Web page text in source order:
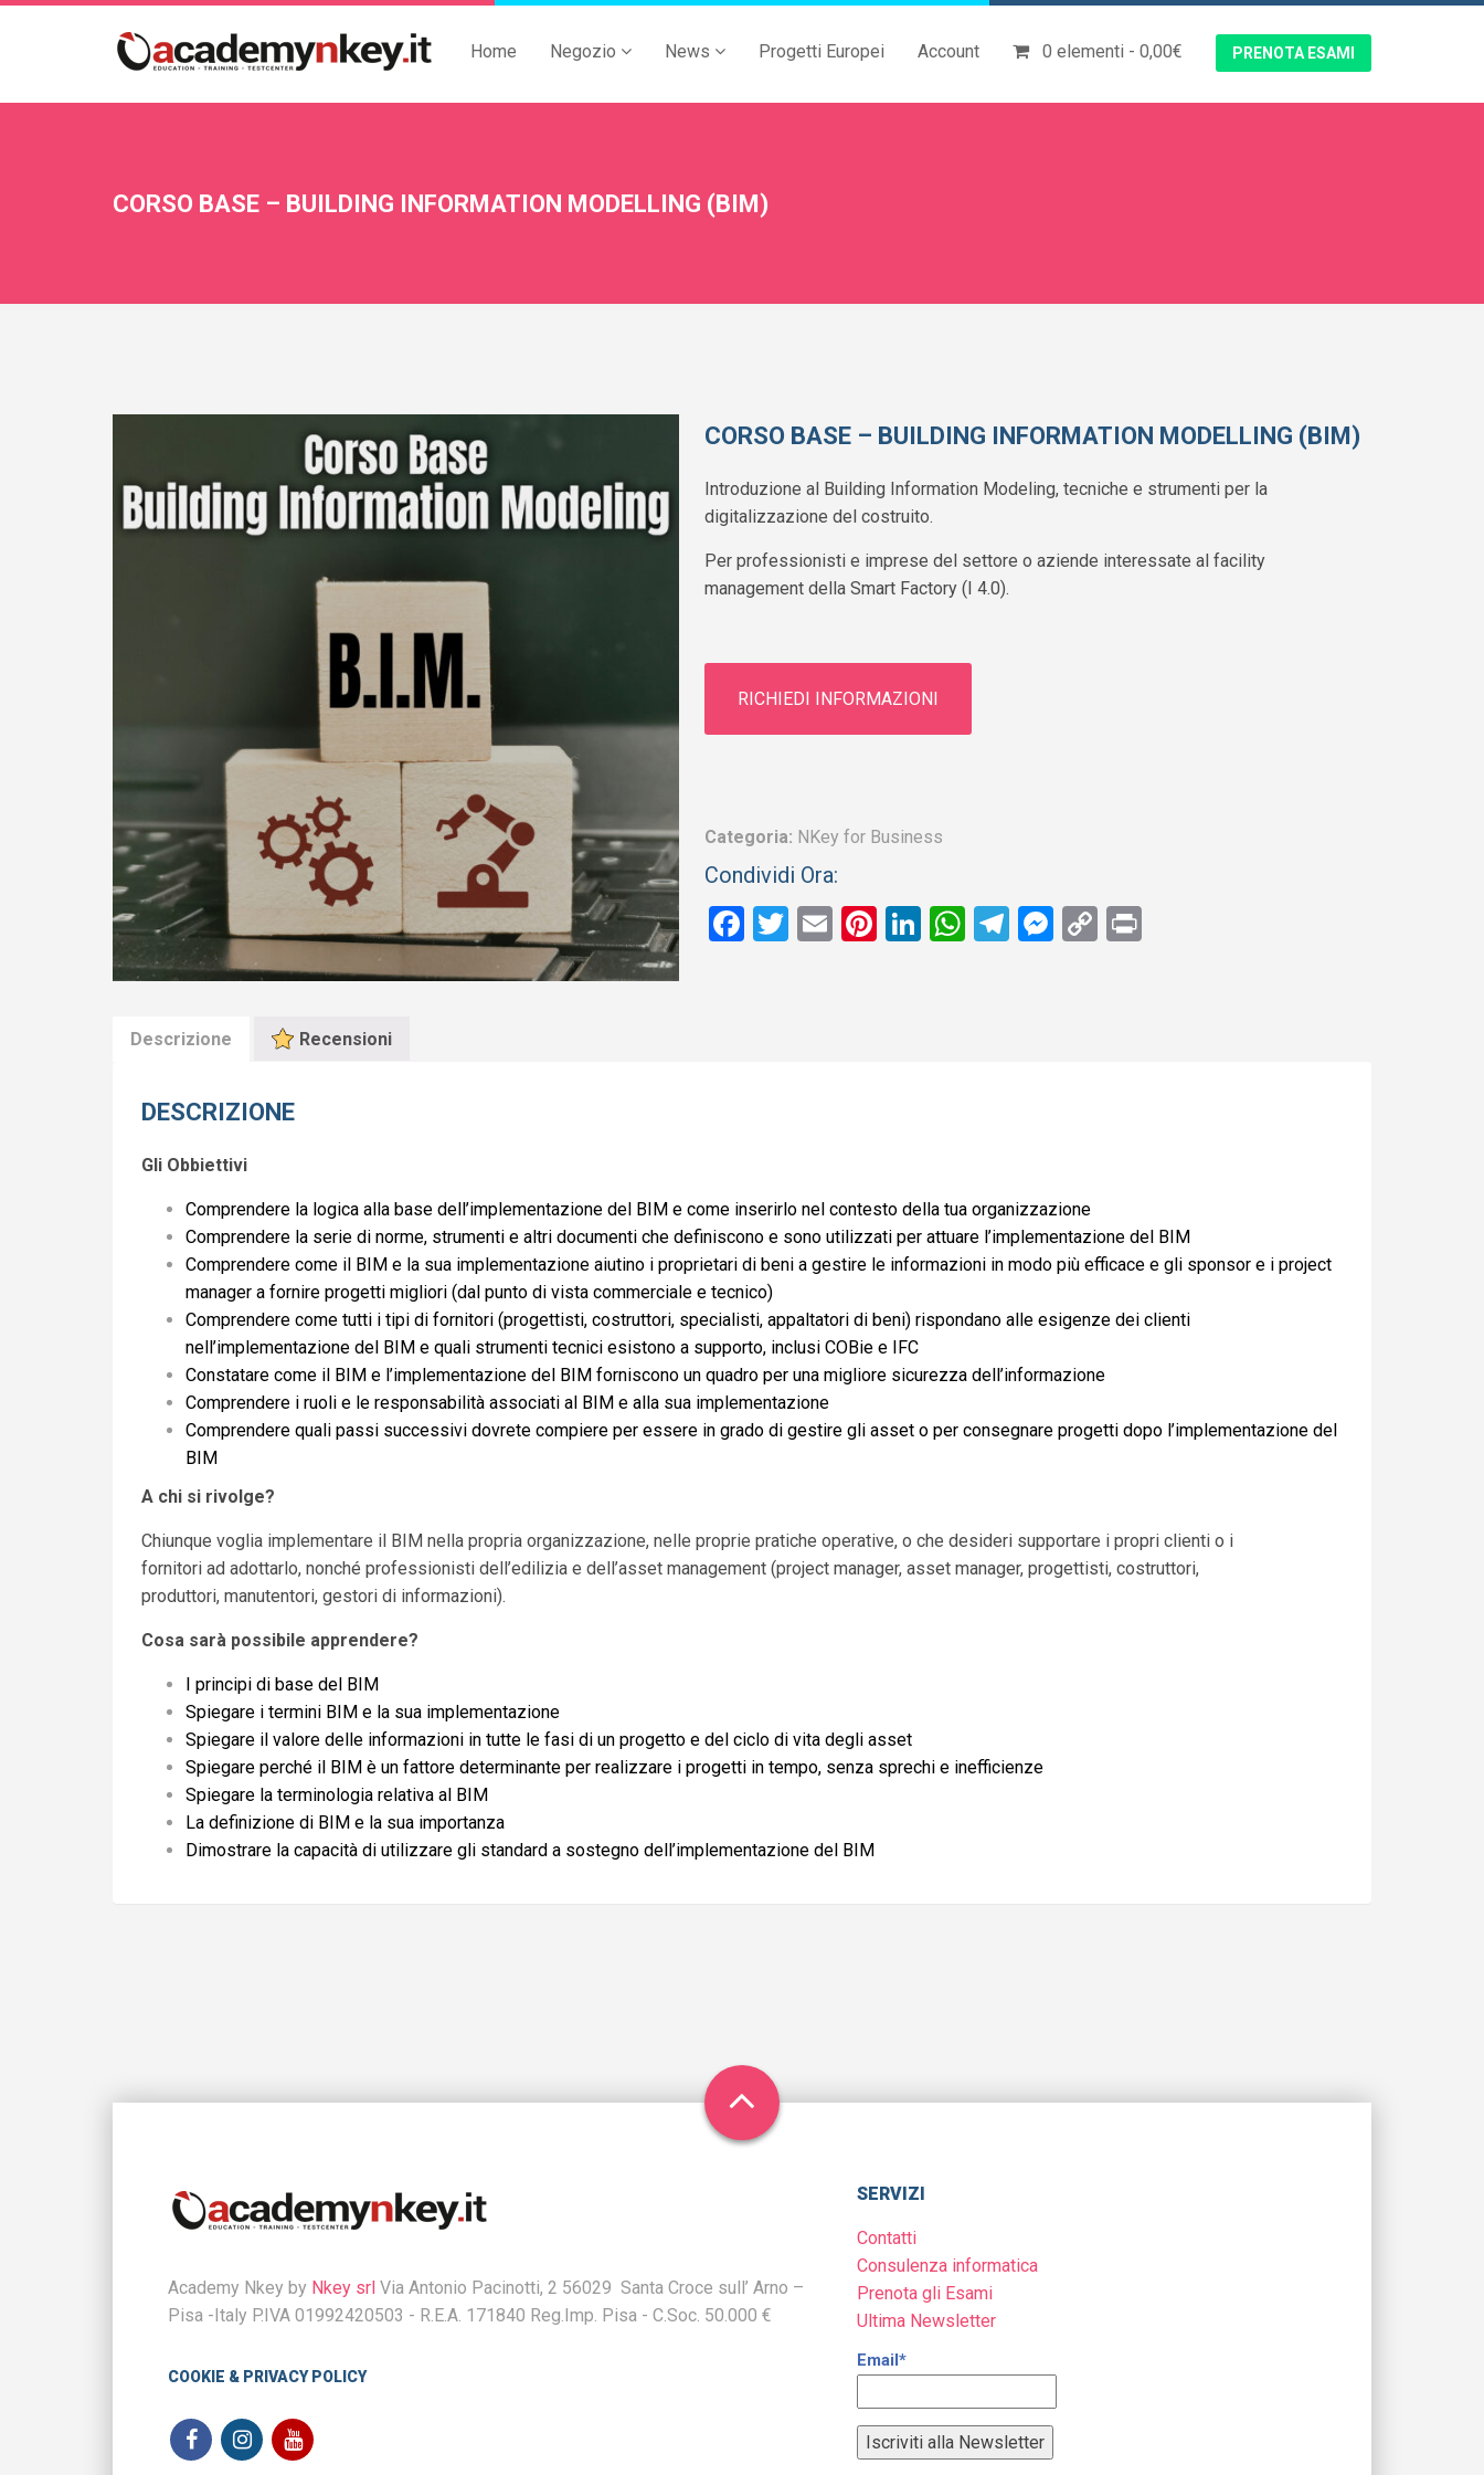
PRENOTA ESAMI
Home Negozio News Progetti Europei Account 0 elementi 0,00€
CORSO BASE – BUILDING INFORMATION MODELLING (BIM)
CORSO BASE – BUILDING INFORMATION MODELLING (BIM)
Introduzione al Building Information Modeling, tecniche e strumenti per la
digitalizzazione del costruito.
Per professionisti e imprese del settore o aziende interessate al facility
management della Smart Factory (I 4.0).
RICHIEDI INFORMAZIONI
Categoria: NKey for Business
Condividi Ora:
Facebook
Twitter
EmailPinterest
LinkedIn
WhatsApp
Telegram
Messenger
CopyPrint
Descrizione Recensioni
DESCRIZIONE
Gli Obbiettivi
Comprendere la logica alla base dell’implementazione del BIM e come inserirlo nel contesto della tua organizzazione
Comprendere la serie di norme, strumenti e altri documenti che definiscono e sono utilizzati per attuare l’implementazione del BIM
Comprendere come il BIM e la sua implementazione aiutino i proprietari di beni a gestire le informazioni in modo più efficace e gli sponsor e i project
manager a fornire progetti migliori (dal punto di vista commerciale e tecnico)
Comprendere come tutti i tipi di fornitori (progettisti, costruttori, specialisti, appaltatori di beni) rispondano alle esigenze dei clienti
nell’implementazione del BIM e quali strumenti tecnici esistono a supporto, inclusi COBie e IFC
Constatare come il BIM e l’implementazione del BIM forniscono un quadro per una migliore sicurezza dell’informazione
Comprendere i ruoli e le responsabilità associati al BIM e alla sua implementazione
Comprendere quali passi successivi dovrete compiere per essere in grado di gestire gli asset o per consegnare progetti dopo l’implementazione del
BIM
A chi si rivolge?
Chiunque voglia implementare il BIM nella propria organizzazione, nelle proprie pratiche operative, o che desideri supportare i propri clienti o i
fornitori ad adottarlo, nonché professionisti dell’edilizia e dell’asset management (project manager, asset manager, progettisti, costruttori,
produttori, manutentori, gestori di informazioni).
Cosa sarà possibile apprendere?
I principi di base del BIM
Spiegare i termini BIM e la sua implementazione
Spiegare il valore delle informazioni in tutte le fasi di un progetto e del ciclo di vita degli asset
Spiegare perché il BIM è un fattore determinante per realizzare i progetti in tempo, senza sprechi e inefficienze
Spiegare la terminologia relativa al BIM
La definizione di BIM e la sua importanza
Dimostrare la capacità di utilizzare gli standard a sostegno dell’implementazione del BIM
Academy Nkey by Nkey srl Via Antonio Pacinotti, 2 56029 Santa Croce sull’ Arno –
Pisa -Italy P.IVA 01992420503 - R.E.A. 171840 Reg.Imp. Pisa - C.Soc. 50.000 €
COOKIE & PRIVACY POLICY
SERVIZI
Contatti
Consulenza informatica
Prenota gli Esami
Ultima Newsletter
Email*